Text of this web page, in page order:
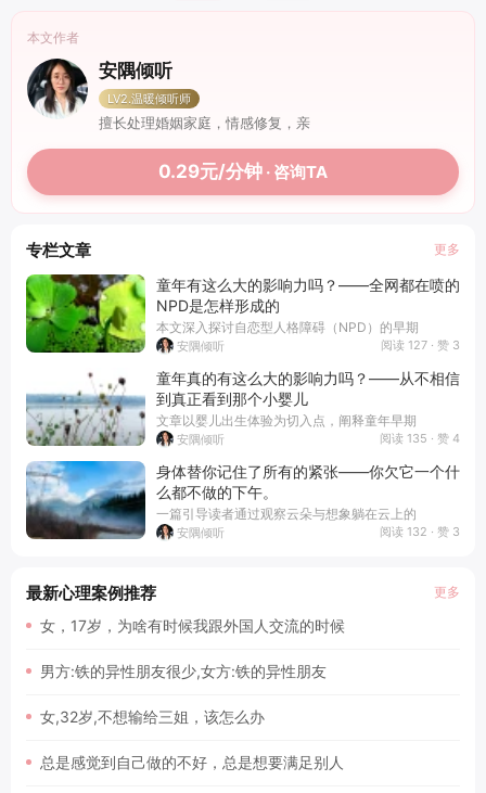
本文作者
安隅倾听
LV2.温暖倾听师
擅长处理婚姻家庭，情感修复，亲
0.29元/分钟 · 咨询TA
专栏文章 更多
童年有这么大的影响力吗？——全网都在喷的
NPD是怎样形成的
本文深入探讨自恋型人格障碍（NPD）的早期
安隅倾听 阅读 127 · 赞 3
童年真的有这么大的影响力吗？——从不相信
到真正看到那个小婴儿
文章以婴儿出生体验为切入点，阐释童年早期
安隅倾听 阅读 135 · 赞 4
身体替你记住了所有的紧张——你欠它一个什
么都不做的下午。
一篇引导读者通过观察云朵与想象躺在云上的
安隅倾听 阅读 132 · 赞 3
最新心理案例推荐 更多
女，17岁，为啥有时候我跟外国人交流的时候
男方:铁的异性朋友很少,女方:铁的异性朋友
女,32岁,不想输给三姐，该怎么办
总是感觉到自己做的不好，总是想要满足别人